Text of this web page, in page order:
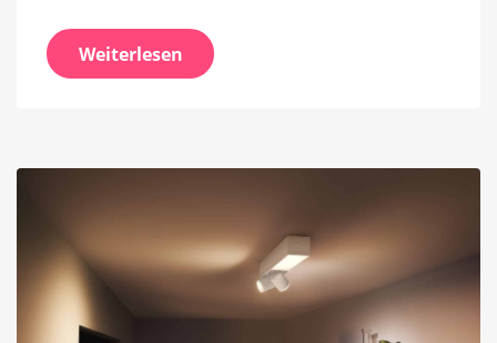
Weiterlesen